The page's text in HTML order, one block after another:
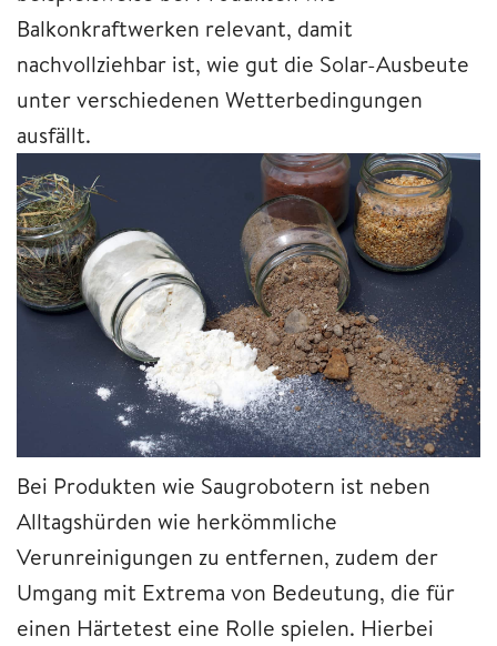
Balkonkraftwerken relevant, damit
nachvollziehbar ist, wie gut die Solar-Ausbeute
unter verschiedenen Wetterbedingungen
ausfällt.
Bei Produkten wie Saugrobotern ist neben
Alltagshürden wie herkömmliche
Verunreinigungen zu entfernen, zudem der
Umgang mit Extrema von Bedeutung, die für
einen Härtetest eine Rolle spielen. Hierbei